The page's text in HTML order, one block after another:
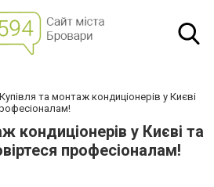
Купівля та монтаж кондиціонерів у Києві
кондиціонерів у Києві та
професіоналам!